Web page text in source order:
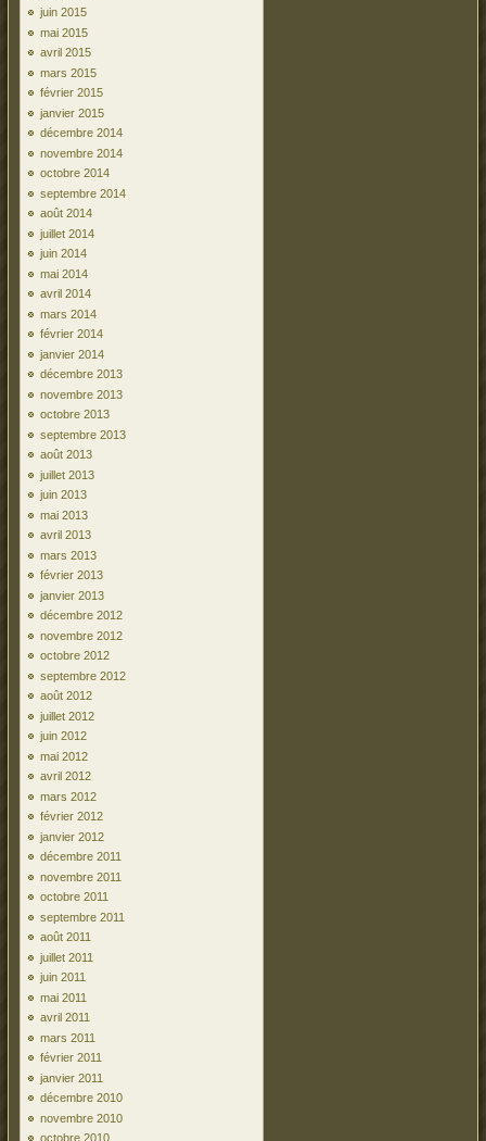
juin 2015
mai 2015
avril 2015
mars 2015
février 2015
janvier 2015
décembre 2014
novembre 2014
octobre 2014
septembre 2014
août 2014
juillet 2014
juin 2014
mai 2014
avril 2014
mars 2014
février 2014
janvier 2014
décembre 2013
novembre 2013
octobre 2013
septembre 2013
août 2013
juillet 2013
juin 2013
mai 2013
avril 2013
mars 2013
février 2013
janvier 2013
décembre 2012
novembre 2012
octobre 2012
septembre 2012
août 2012
juillet 2012
juin 2012
mai 2012
avril 2012
mars 2012
février 2012
janvier 2012
décembre 2011
novembre 2011
octobre 2011
septembre 2011
août 2011
juillet 2011
juin 2011
mai 2011
avril 2011
mars 2011
février 2011
janvier 2011
décembre 2010
novembre 2010
octobre 2010